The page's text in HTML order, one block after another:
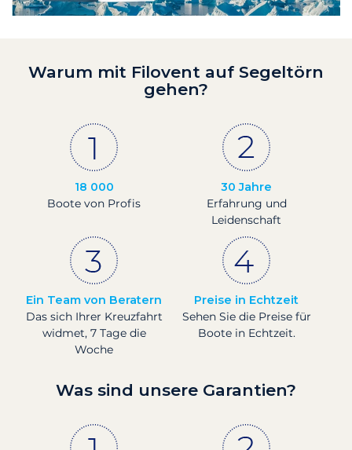
Warum mit Filovent auf Segeltörn
gehen?
18 000
Boote von Profis
30 Jahre
Erfahrung und
Leidenschaft
Ein Team von Beratern
Das sich Ihrer Kreuzfahrt
widmet, 7 Tage die
Woche
Preise in Echtzeit
Sehen Sie die Preise für
Boote in Echtzeit.
Was sind unsere Garantien?